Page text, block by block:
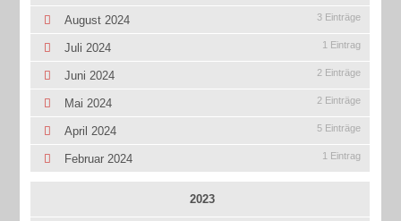
August 2024 3 Einträge
Juli 2024 1 Eintrag
Juni 2024 2 Einträge
Mai 2024 2 Einträge
April 2024 5 Einträge
Februar 2024 1 Eintrag
2023